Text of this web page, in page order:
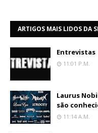
ARTIGOS MAIS LIDOS DA
Entrevistas
11:01 P.m.
Laurus
são
11:14 A.m.